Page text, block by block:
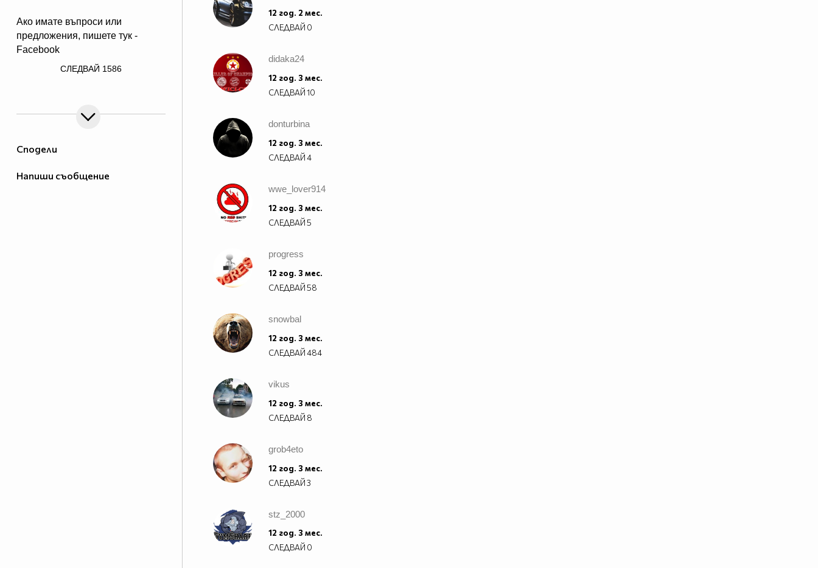
Сподели
Напиши съобщение
Ако имате въпроси или
предложения, пишете тук -
Facebook
СЛЕДВАЙ 1586
12 год. 2 мес.
СЛЕДВАЙ 0
didaka24
12 год. 3 мес.
СЛЕДВАЙ10
donturbina
12 год. 3 мес.
СЛЕДВАЙ4
wwe_lover914
12 год. 3 мес.
СЛЕДВАЙ5
progress
12 год. 3 мес.
СЛЕДВАЙ58
snowbal
12 год. 3 мес.
СЛЕДВАЙ484
vikus
12 год. 3 мес.
СЛЕДВАЙ 8
grob4eto
12 год. 3 мес.
СЛЕДВАЙ3
stz_2000
12 год. 3 мес.
СЛЕДВАЙ 0